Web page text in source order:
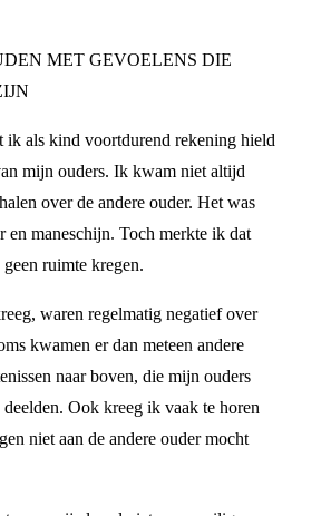
MET GEVOELENS DIE
ik als kind voortdurend rekening hield
mijn ouders. Ik kwam niet altijd
over de andere ouder. Het was
en maneschijn. Toch merkte ik dat
ruimte kregen.
waren regelmatig negatief over
kwamen er dan meteen andere
naar boven, die mijn ouders
Ook kreeg ik vaak te horen
niet aan de andere ouder mocht